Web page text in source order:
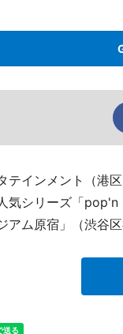
テインメント（港
気シリーズ「
アム原宿」（渋谷